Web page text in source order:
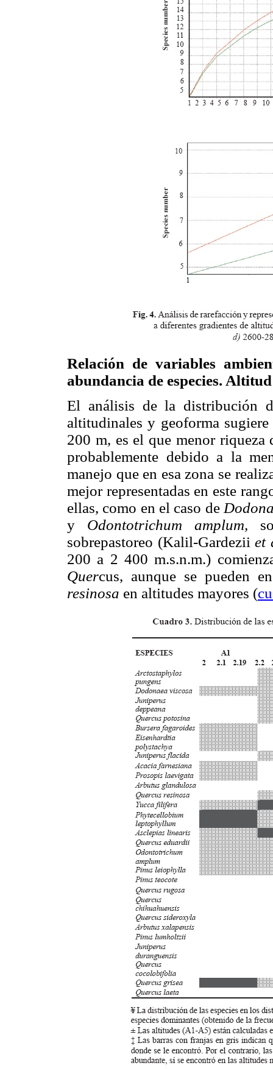
Relación de variables
abundancia de especies.
El análisis de la distribución
altitudinales y geoforma
200 m, es el que menor riqueza
probablemente debido a la
manejo que en esa zona se
mejor representadas en este
ellas, como en el caso de
y Odontotrichum amplum,
sobrepastoreo (Kalil-Gardeziiet
200 a 2 400 m.s.n.m.)
Quercus, aunque se pueden
resinosa en altitudes mayores (